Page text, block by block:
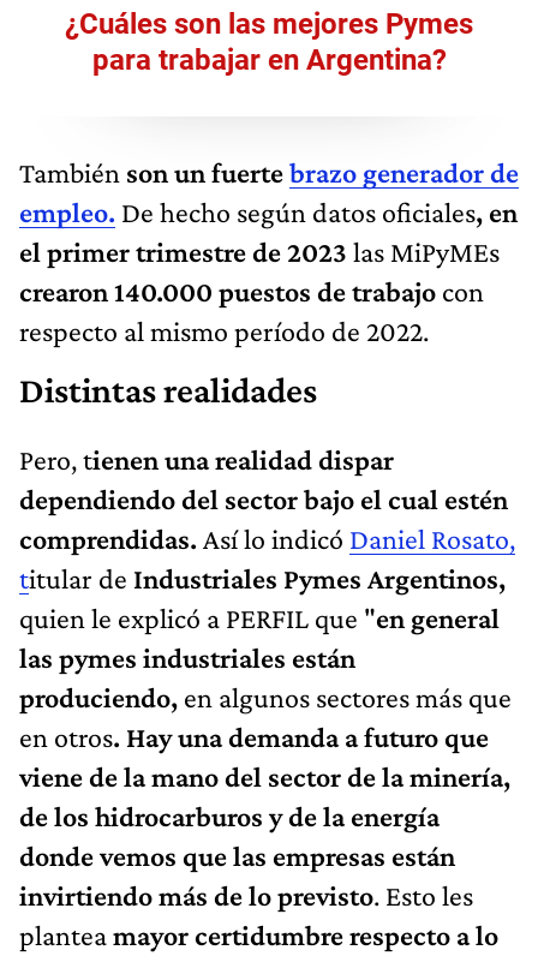
¿Cuáles son las mejores Pymes
para trabajar en Argentina?
También son un fuertebrazo generador de
empleo. De hecho según datos oficiales, en
el primer trimestre de 2023 las MiPyMEs
crearon 140.000 puestos de trabajo con
respecto al mismo período de 2022.
Distintas realidades
Pero, tienen una realidad dispar
dependiendo del sector bajo el cual estén
comprendidas. Así lo indicó Daniel Rosato,
titular de Industriales Pymes Argentinos,
quien le explicó a PERFIL que "en general
las pymes industriales están
produciendo, en algunos sectores más que
en otros. Hay una demanda a futuro que
viene de la mano del sector de la minería,
de los hidrocarburos y de la energía
donde vemos que las empresas están
invirtiendo más de lo previsto. Esto les
planteamayor certidumbre respecto a lo